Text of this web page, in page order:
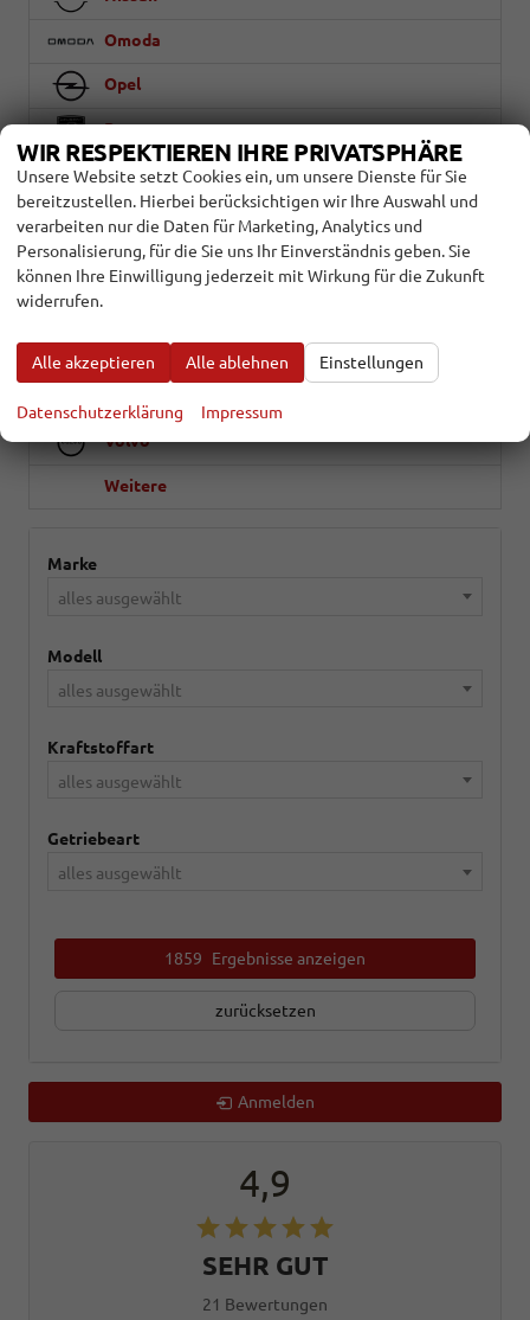
Omoda
Opel
Peugeot
Porsche
Skoda
Suzuki
Toyota
Volvo
Weitere
Marke
alles ausgewählt
Modell
alles ausgewählt
Kraftstoffart
alles ausgewählt
Getriebeart
alles ausgewählt
1859 Ergebnisse anzeigen
zurücksetzen
Anmelden
4,9
SEHR GUT
21 Bewertungen
WIR RESPEKTIEREN IHRE PRIVATSPHÄRE
Unsere Website setzt Cookies ein, um unsere Dienste für Sie
bereitzustellen. Hierbei berücksichtigen wir Ihre Auswahl und
verarbeiten nur die Daten für Marketing, Analytics und
Personalisierung, für die Sie uns Ihr Einverständnis geben. Sie
können Ihre Einwilligung jederzeit mit Wirkung für die Zukunft
widerrufen.
Alle akzeptieren Alle ablehnen Einstellungen
Datenschutzerklärung Impressum